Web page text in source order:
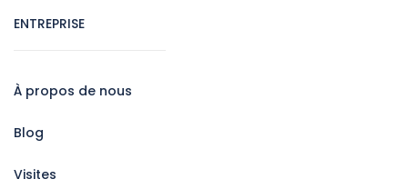
ENTREPRISE
À propos de nous
Blog
Visites